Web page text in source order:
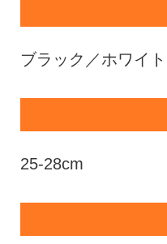
ブラック／ホワイト
25-28cm